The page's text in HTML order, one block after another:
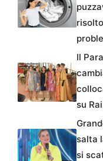
Il
su
salta
si